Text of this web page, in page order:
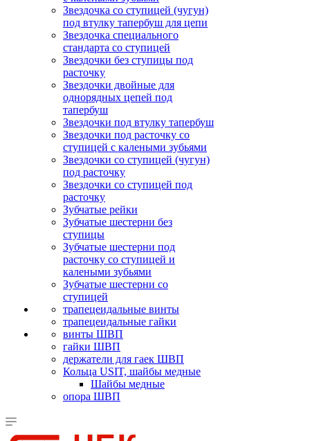
Звездочка со ступицей (чугун)
под втулку тапербуш для цепи
Звездочка специального
стандарта со ступицей
Звездочки без ступицы под
расточку
Звездочки двойные для
однорядных цепей под
тапербуш
Звездочки под втулку тапербуш
Звездочки под расточку со
ступицей с калеными зубьями
Звездочки со ступицей (чугун)
под расточку
Звездочки со ступицей под
расточку
Зубчатые рейки
Зубчатые шестерни без
ступицы
Зубчатые шестерни под
расточку со ступицей и
калеными зубьями
Зубчатые шестерни со
ступицей
трапецеидальные винты
трапецеидальные гайки
винты ШВП
гайки ШВП
держатели для гаек ШВП
Кольца USIT, шайбы медные
Шайбы медные
опора ШВП